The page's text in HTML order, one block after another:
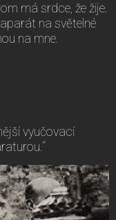
má srdce, že žije.
na světelné
na mne.
vyučovací